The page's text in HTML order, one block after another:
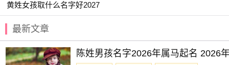
【承熙】 【日晞】 【锦容】 【灵杰】
【东璟】 【知勇】 【云栋】 【翊佐】
黄姓女孩取什么名字好2027
最新文章
陈姓男孩名字2026年属马起名 2026